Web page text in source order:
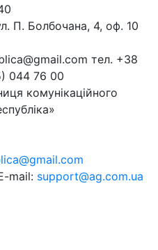
П. Болбочана, 4, оф. 10
тел. +38
044 76 00
комунікаційного
mail: support@ag.com.ua